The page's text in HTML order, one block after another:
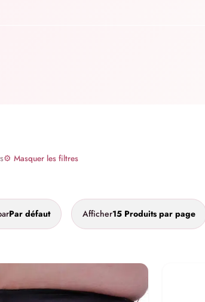
⚙ Masquer les filtres
Par défaut Afficher15 Produits par page